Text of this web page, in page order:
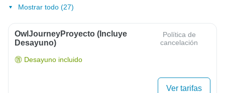
Mostrar todo (27)
OwlJourneyProyecto (Incluye
Desayuno)
Política de
cancelación
Desayuno incluido
Ver tarifas